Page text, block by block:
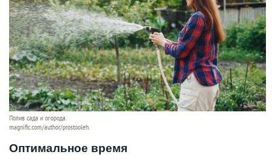
Полив сада и огорода.
magnific.com/author/prostooleh.
Оптимальное время